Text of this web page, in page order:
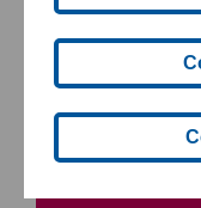
Bitte